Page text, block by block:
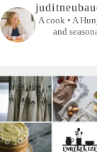
A cook • A
and